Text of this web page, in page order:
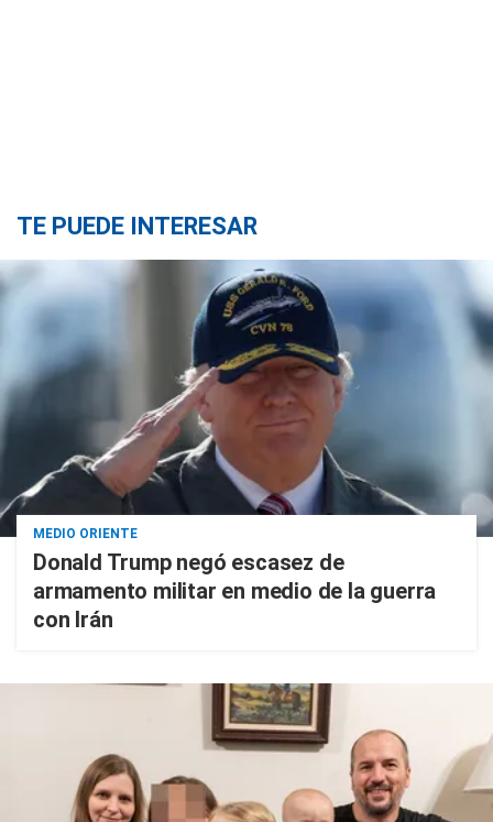
TE PUEDE INTERESAR
MEDIO ORIENTE
Donald Trump negó escasez de
armamento militar en medio de la guerra
con Irán